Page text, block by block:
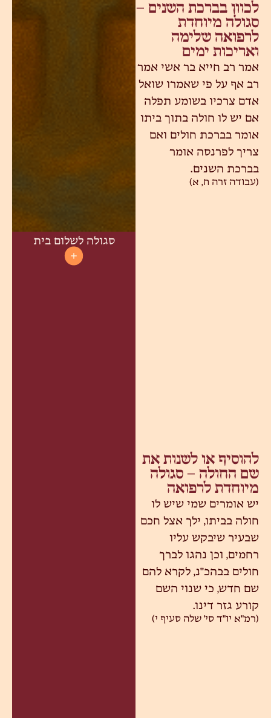
לכוון בברכת השנים –
סגולה מיוחדת
לרפואה שלימה
ואריכות ימים
אמר רב חייא בר אשי אמר
רב אף על פי שאמרו שואל
אדם צרכיו בשומע תפלה
אם יש לו חולה בתוך ביתו
אומר בברכת חולים ואם
צריך לפרנסה אומר
בברכת השנים.
(עבודה זרה ח, א)
להוסיף או לשנות את
שם החולה – סגולה
מיוחדת לרפואה
יש אומרים שמי שיש לו
חולה בביתו, ילך אצל חכם
שבעיר שיבקש עליו
רחמים, וכן נהגו לברך
חולים בבהכ"נ, לקרא להם
שם חדש, כי שנוי השם
קורע גזר דינו.
(רמ"א יו"ד סי' שלה סעיף י)
סגולה לשלום בית